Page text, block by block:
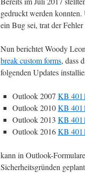
gedruckt werden
ein Bug sei, trat der
Nun berichtet Woody
break custom forms, dass
folgenden Updates
Outlook 2007 KB
Outlook 2010KB
Outlook 2013 KB
Outlook 2016KB
kann in Outlook-
Sicherheitsgründen